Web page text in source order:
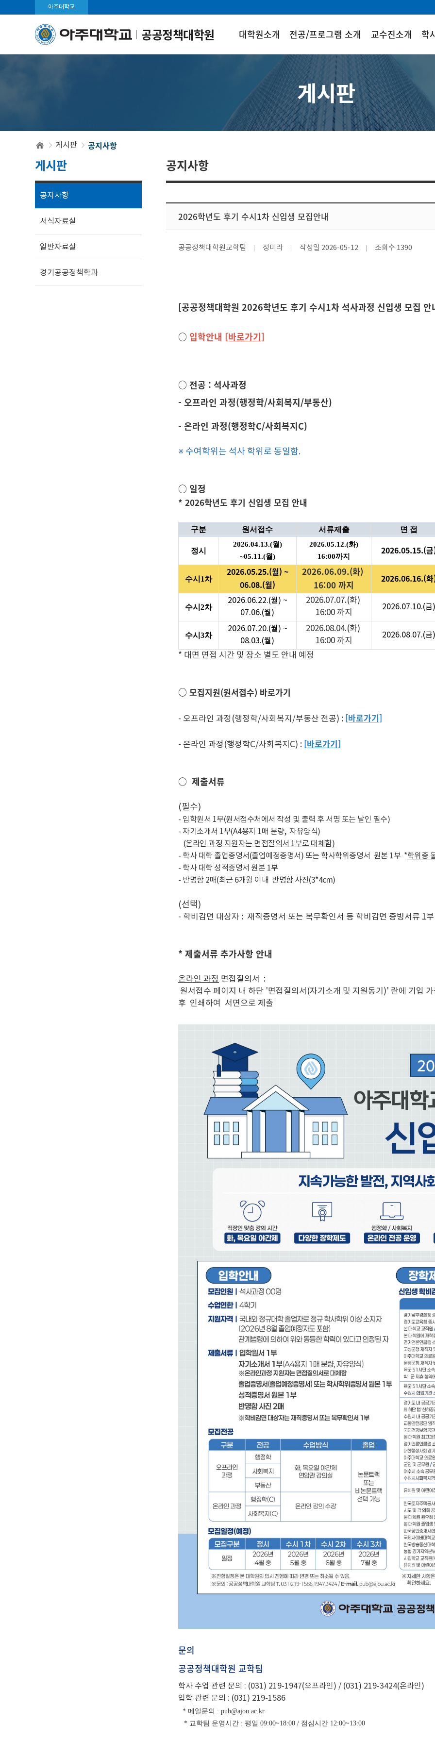
아주대학교
공공정책대학원 대학원소개 전공/프로그램 소개 교수진소개 학
게시판
게시판 공지사항
게시판
공지사항
서식자료실
일반자료실
경기공공정책학과
공지사항
2026학년도 후기 수시1차 신입생 모집안내
공공정책대학원교학팀 정미라 작성일 2026-05-12 조회수 1390
[공공정책대학원 2026학년도 후기 수시1차 석사과정 신입생 모집 안
○ 입학안내 [바로가기]
○ 전공 : 석사과정
- 오프라인 과정(행정학/사회복지/부동산)
- 온라인 과정(행정학C/사회복지C)
※ 수여학위는 석사 학위로 동일함.
○ 일정
* 2026학년도 후기 신입생 모집 안내
구분 원서접수 서류제출 면 접
정시
2026.04.13.(월)
~05.11.(월)
2026.05.12.(화)
16:00까지
2026.05.15.(
수시1차
2026.05.25.(월) ~
06.08.(월)
2026.06.09.(화)
16:00 까지
2026.06.16.(
수시2차
2026.06.22.(월) ~
07.06.(월)
2026.07.07.(화)
16:00 까지
2026.07.10.(금)
수시3차
2026.07.20.(월) ~
08.03.(월)
2026.08.04.(화)
16:00 까지
2026.08.07.(금)
* 대면 면접 시간 및 장소 별도 안내 예정
○ 모집지원(원서접수) 바로가기
- 오프라인 과정(행정학/사회복지/부동산 전공) : [바로가기]
- 온라인 과정 (행정학C/사회복지C) : [바로가기]
○ 제출서류
(필수)
- 입학원서 1부(원서접수처에서 작성 및 출력 후 서명 또는 날인 필수)
- 자기소개서 1부(A4용지 1매 분량, 자유양식)
(온라인 과정 지원자는 면접질의서 1부로 대체함)
- 학사 대학 졸업증명서(졸업예정증명서) 또는 학사학위증명서 원본 1부 *학위증
- 학사 대학 성적증명서 원본 1부
- 반명함 2매(최근 6개월 이내 반명함 사진(3*4cm)
(선택)
- 학비감면 대상자 : 재직증명서 또는 복무확인서 등 학비감면 증빙서류 1부
* 제출서류 추가사항 안내
온라인 과정 면접질의서 :
원서접수 페이지 내 하단 '면접질의서(자기소개 및 지원동기)' 란에 기입
후 인쇄하여 서면으로 제출
문의
공공정책대학원 교학팀
학사 수업 관련 문의 : (031) 219-1947(오프라인) / (031) 219-3424(온라인)
입학 관련 문의 : (031) 219-1586
* 메일문의 : pub@ajou.ac.kr
* 교학팀 운영시간 : 평일 09:00~18:00 / 점심시간 12:00~13:00